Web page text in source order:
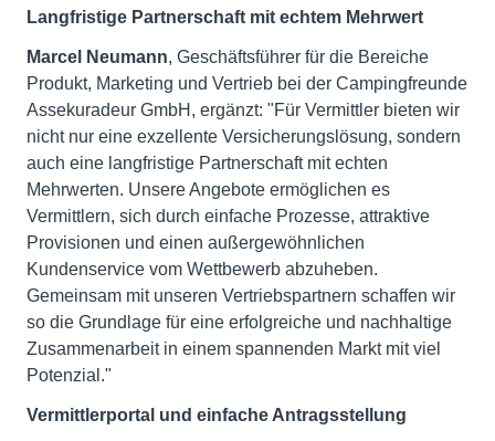
Langfristige Partnerschaft mit echtem Mehrwert
Marcel Neumann, Geschäftsführer für die Bereiche
Produkt, Marketing und Vertrieb bei der Campingfreunde
Assekuradeur GmbH, ergänzt: "Für Vermittler bieten wir
nicht nur eine exzellente Versicherungslösung, sondern
auch eine langfristige Partnerschaft mit echten
Mehrwerten. Unsere Angebote ermöglichen es
Vermittlern, sich durch einfache Prozesse, attraktive
Provisionen und einen außergewöhnlichen
Kundenservice vom Wettbewerb abzuheben.
Gemeinsam mit unseren Vertriebspartnern schaffen wir
so die Grundlage für eine erfolgreiche und nachhaltige
Zusammenarbeit in einem spannenden Markt mit viel
Potenzial."
Vermittlerportal und einfache Antragsstellung